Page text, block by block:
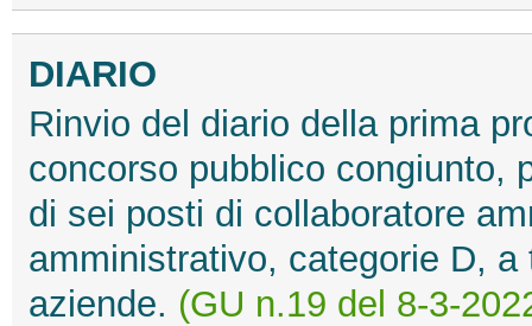
DIARIO
Rinvio del diario della prima
concorso pubblico congiunto,
di sei posti di collaboratore
amministrativo, categorie D,
aziende. (GU n.19 del 8-3-